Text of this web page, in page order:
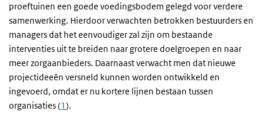
proeftuinen een goede voedingsbodem gelegd voor verdere
samenwerking. Hierdoor verwachten betrokken bestuurders en
managers dat het eenvoudiger zal zijn om bestaande
interventies uit te breiden naar grotere doelgroepen en naar
meer zorgaanbieders. Daarnaast verwacht men dat nieuwe
projectideeën versneld kunnen worden ontwikkeld en
ingevoerd, omdat er nu kortere lijnen bestaan tussen
organisaties (1).